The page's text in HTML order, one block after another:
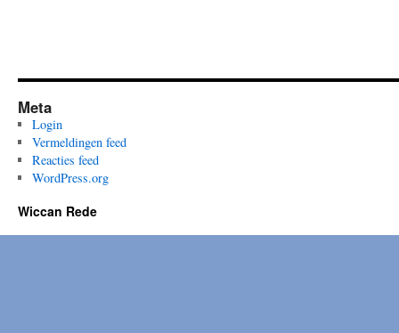
Meta
Login
Vermeldingen feed
Reacties feed
WordPress.org
Wiccan Rede